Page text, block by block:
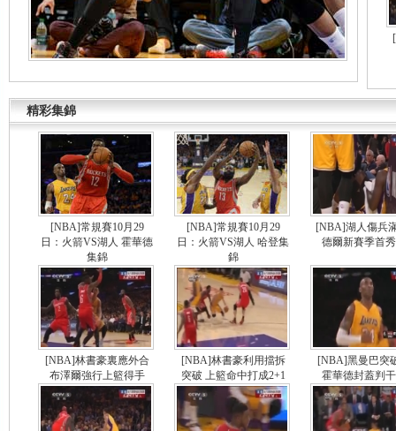
精彩集錦
[NBA]常規賽10月29
日：火箭VS湖人 霍華德
集錦
[NBA]常規賽10月29
日：火箭VS湖人 哈登集
錦
[NBA]湖人傷兵
德爾新賽季首
[NBA]林書豪裏應外合
布澤爾強行上籃得手
[NBA]林書豪利用擋拆
突破 上籃命中打成2+1
[NBA]黑曼巴突
霍華德封蓋判